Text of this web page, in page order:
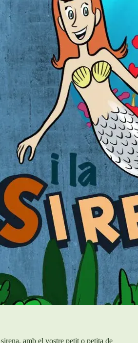
amb el vostre petit o petita de